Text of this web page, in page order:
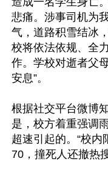
悲痛。涉事司机为
气，道路积雪结冰
校将依法依规、全
作。学校对逝者父
安息”。
根据社交平台微博
是，校方着重强调
超速引起的。“校
70，撞死人还撤热